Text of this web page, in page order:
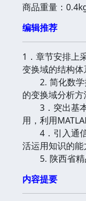
商品重量：
编辑推荐
1．章节安排上
变换域的结构体
2. 简化数学
的变换域分析方
3．突出基本
用，利用
4．引入通信
活运用知识的能
5. 陕西省精
内容提要